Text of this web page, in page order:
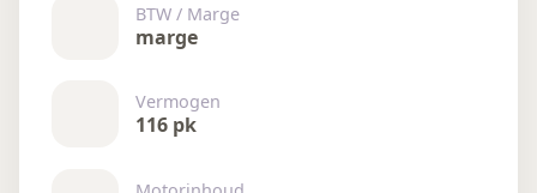
BTW / Marge
marge
Vermogen
116 pk